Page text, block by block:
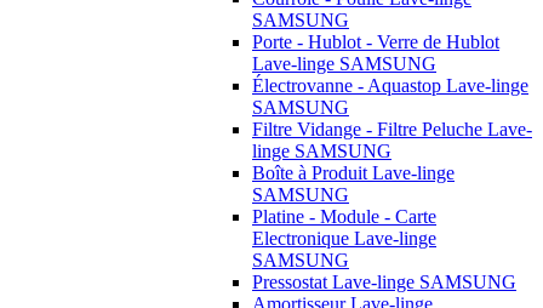
SAMSUNG
Porte - Hublot - Verre de Hublot
Lave-linge SAMSUNG
Électrovanne - Aquastop Lave-linge
SAMSUNG
Filtre Vidange - Filtre Peluche Lave-
linge SAMSUNG
Boîte à Produit Lave-linge
SAMSUNG
Platine - Module - Carte
Electronique Lave-linge
SAMSUNG
Pressostat Lave-linge SAMSUNG
Amortisseur Lave-linge